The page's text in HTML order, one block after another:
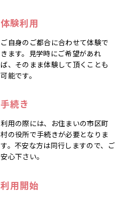
体験利用
ご自身のご都合に合わせて体験で
きます。見学時にご希望があれ
ば、そのまま体験して頂くことも
可能です。
手続き
利用の際には、お住まいの市区町
村の役所で手続きが必要となりま
す。不安な方は同行しますので、ご
安心下さい。
利用開始